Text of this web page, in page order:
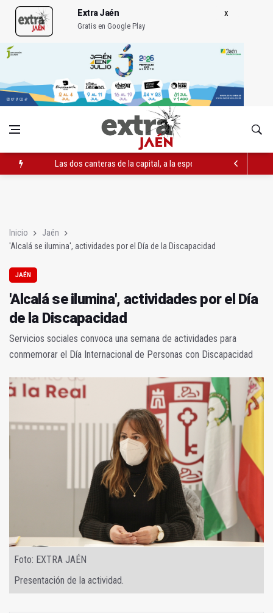
Extra Jaén
Gratis en Google Play
Las dos canteras de la capital, a la espera de que se restaure
Inicio
Jaén
'Alcalá se ilumina', actividades por el Día de la Discapacidad
JAÉN
'Alcalá se ilumina', actividades por el Día
de la Discapacidad
Servicios sociales convoca una semana de actividades para
conmemorar el Día Internacional de Personas con Discapacidad
Foto: EXTRA JAÉN
Presentación de la actividad.